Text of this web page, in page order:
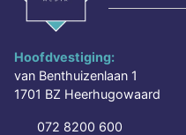
Hoofdvestiging:
van Benthuizenlaan 1
1701 BZ Heerhugowaard
072 8200 600